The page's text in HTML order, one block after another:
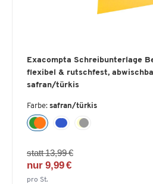
Exacompta Schreibunterlage
flexibel & rutschfest,
safran/türkis
Farbe: safran/türkis
statt 13,99 €
nur 9,99 €
pro St.